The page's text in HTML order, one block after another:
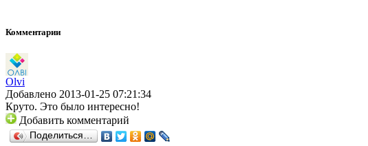
Комментарии
Olvi
Добавлено 2013-01-25 07:21:34
Круто. Это было интересно!
Добавить комментарий
Поделиться…